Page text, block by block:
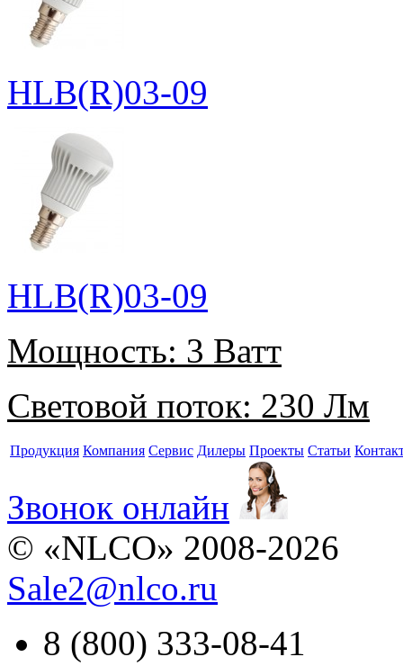
HLB(R)03-09
HLB(R)03-09
Мощность: 3 Ватт
Световой поток: 230 Лм
Продукция Компания Сервис Дилеры Проекты Статьи
Звонок онлайн
© «NLCO» 2008-2026
Sale2@nlco.ru
8 (800) 333-08-41